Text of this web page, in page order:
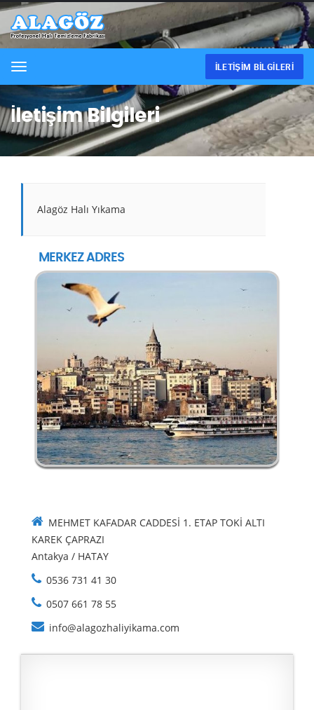
Menu İLETIŞIM BILGILERI
İletişim Bilgileri
Alagöz Halı Yıkama
MERKEZ ADRES
MEHMET KAFADAR CADDESİ 1. ETAP TOKİ ALTI
KAREK ÇAPRAZI
Antakya / HATAY
0536 731 41 30
0507 661 78 55
info@alagozhaliyikama.com